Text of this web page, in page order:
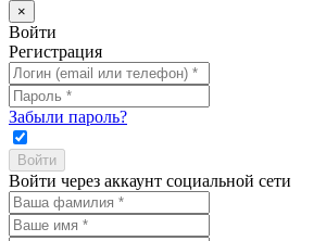
×
Войти
Регистрация
Забыли пароль?
Войти через аккаунт социальной сети